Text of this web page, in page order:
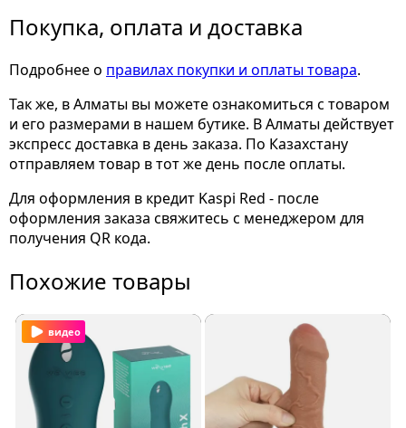
Покупка, оплата и доставка
Подробнее о правилах покупки и оплаты товара.
Так же, в Алматы вы можете ознакомиться с товаром
и его размерами в нашем бутике. В Алматы действует
экспресс доставка в день заказа. По Казахстану
отправляем товар в тот же день после оплаты.
Для оформления в кредит Kaspi Red - после
оформления заказа свяжитесь с менеджером для
получения QR кода.
Похожие товары
видео